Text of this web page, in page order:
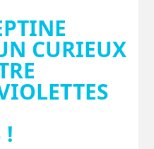
CURIEUX
!